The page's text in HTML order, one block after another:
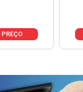
PREÇO